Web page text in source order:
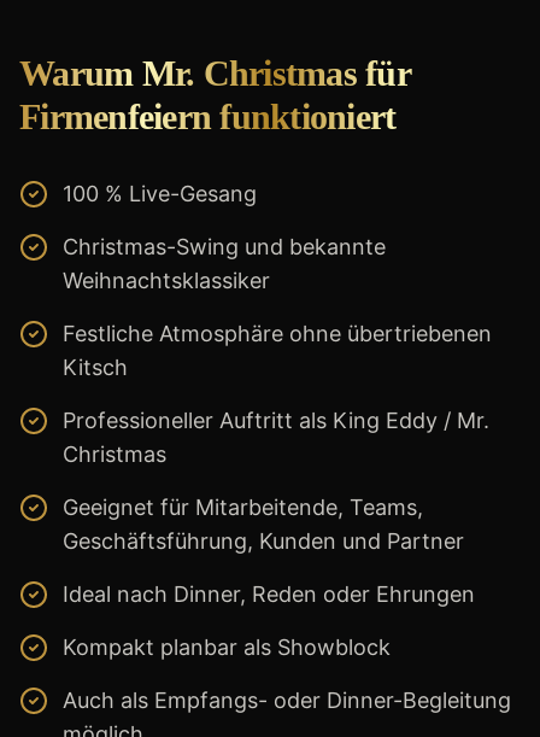
Warum Mr. Christmas für
Firmenfeiern funktioniert
100 % Live-Gesang
Christmas-Swing und bekannte
Weihnachtsklassiker
Festliche Atmosphäre ohne übertriebenen
Kitsch
Professioneller Auftritt als King Eddy / Mr.
Christmas
Geeignet für Mitarbeitende, Teams,
Geschäftsführung, Kunden und Partner
Ideal nach Dinner, Reden oder Ehrungen
Kompakt planbar als Showblock
Auch als Empfangs- oder Dinner-Begleitung